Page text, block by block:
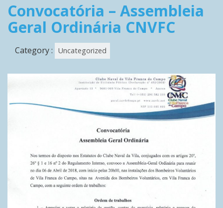
Convocatória – Assembleia
Geral Ordinária CNVFC
Category : Uncategorized